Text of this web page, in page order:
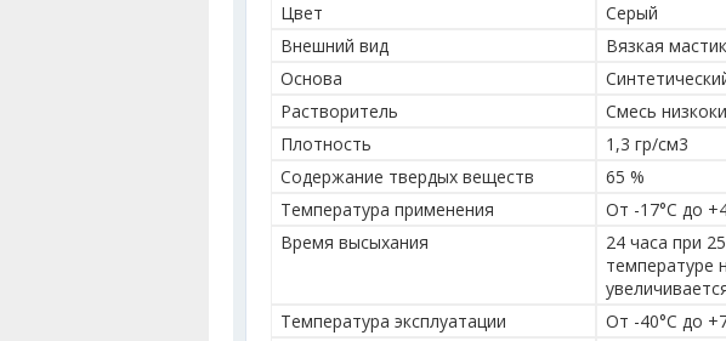
Цвет
Серый
Внешний вид
Вязкая
Основа
Растворитель
Смесь
Плотность
1,3 гр/см3
Содержание твердых веществ
65 %
Температура применения
От -17°С до
Время высыхания
24 часа при
температуре
Температура эксплуатации
От -40°С до